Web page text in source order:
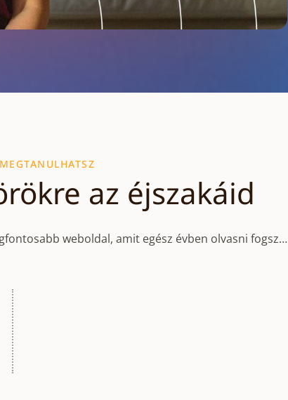
az éjszakáid
weboldal, amit egész évben olvasni fogsz…